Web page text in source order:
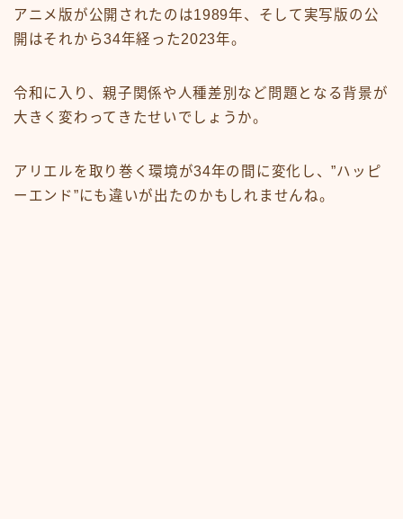
アニメ版が公開されたのは1989年、そして実写版の公
開はそれから34年経った2023年。
令和に入り、親子関係や人種差別など問題となる背景が
大きく変わってきたせいでしょうか。
アリエルを取り巻く環境が34年の間に変化し、”ハッピ
ーエンド”にも違いが出たのかもしれませんね。